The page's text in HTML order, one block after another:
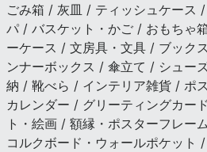
ごみ箱 / 灰皿 / ティッシュケース
パ / バスケット・かご / おもちゃ
ーケース / 文房具・文具 / ブック
ンナーボックス / 傘立て / シュー
納 / 靴べら / インテリア雑貨 / ポ
カレンダー / グリーティングカー
ト・絵画 / 額縁・ポスターフレー
コルクボード・ウォールポケット